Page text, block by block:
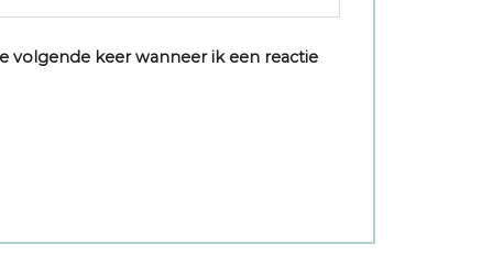
volgende keer wanneer ik een reactie